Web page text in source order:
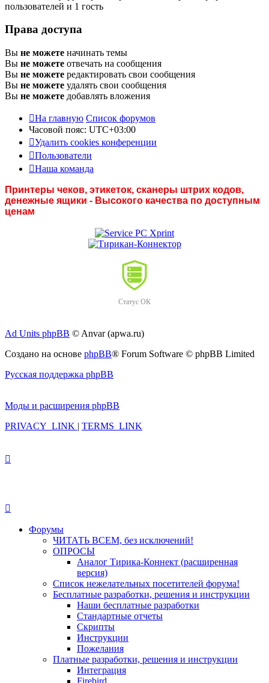
пользователей и 1 гость
Права доступа
Вы не можете начинать темы
Вы не можете отвечать на сообщения
Вы не можете редактировать свои сообщения
Вы не можете удалять свои сообщения
Вы не можете добавлять вложения
На главную Список форумов
Часовой пояс: UTC+03:00
Удалить cookies конференции
Пользователи
Наша команда
Принтеры чеков, этикеток, сканеры штрих кодов,
денежные ящики - Высокого качества по доступным
ценам
Статус ОК
Ad Units phpBB © Anvar (apwa.ru)
Создано на основе phpBB® Forum Software © phpBB Limited
Русская поддержка phpBB
Моды и расширения phpBB
PRIVACY_LINK | TERMS_LINK
Форумы
ЧИТАТЬ ВСЕМ, без исключений!
ОПРОСЫ
Аналог Тирика-Коннект (расширенная
версия)
Список нежелательных посетителей форума!
Бесплатные разработки, решения и инструкции
Наши бесплатные разработки
Стандартные отчеты
Скрипты
Инструкции
Пожелания
Платные разработки, решения и инструкции
Интеграция
Firebird